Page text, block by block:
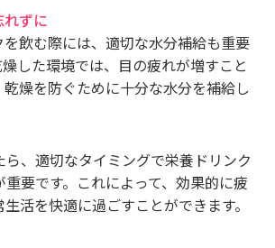
ずに
飲む際には、適切な水分補給も重要
した環境では、目の疲れが増すこと
燥を防ぐために十分な水分を補給し
ら、適切なタイミングで栄養ドリンク
要です。これによって、効果的に疲
活を快適に過ごすことができます。